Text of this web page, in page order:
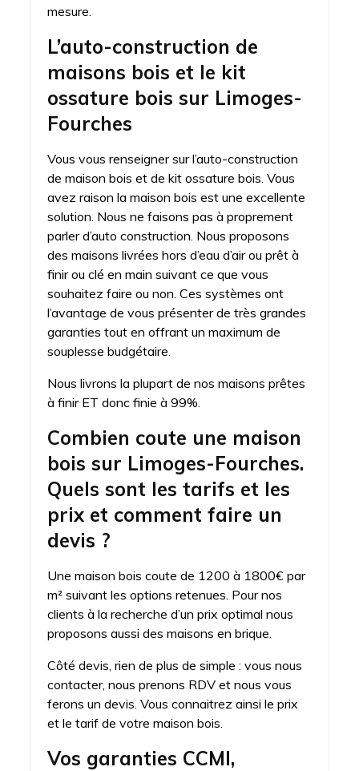
mesure.
L’auto-construction de
maisons bois et le kit
ossature bois sur Limoges-
Fourches
Vous vous renseigner sur l’auto-construction
de maison bois et de kit ossature bois. Vous
avez raison la maison bois est une excellente
solution. Nous ne faisons pas à proprement
parler d’auto construction. Nous proposons
des maisons livrées hors d’eau d’air ou prêt à
finir ou clé en main suivant ce que vous
souhaitez faire ou non. Ces systèmes ont
l’avantage de vous présenter de très grandes
garanties tout en offrant un maximum de
souplesse budgétaire.
Nous livrons la plupart de nos maisons prêtes
à finir ET donc finie à 99%.
Combien coute une maison
bois sur Limoges-Fourches.
Quels sont les tarifs et les
prix et comment faire un
devis ?
Une maison bois coute de 1200 à 1800€ par
m² suivant les options retenues. Pour nos
clients à la recherche d’un prix optimal nous
proposons aussi des maisons en brique.
Côté devis, rien de plus de simple : vous nous
contacter, nous prenons RDV et nous vous
ferons un devis. Vous connaitrez ainsi le prix
et le tarif de votre maison bois.
Vos garanties CCMI,